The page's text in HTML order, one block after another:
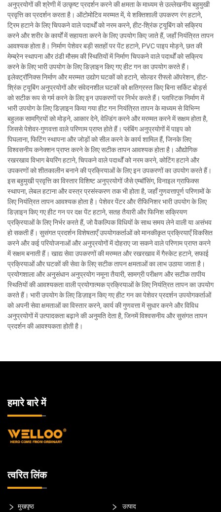
अनुप्रयोगों की श्रेणी में उत्कृष्ट प्रदर्शन करने की क्षमता के माध्यम से उल्लेखनीय बहुमुखी
प्रवृत्ति का प्रदर्शन करता है। ऑटोमोटिव मरम्मत में, ये शक्तिशाली उपकरण रंग हटाने,
ट्रिम हटाने के लिए चिपकने वाले पदार्थों को नरम करने, हीट-श्रिंक ट्यूबिंग को सक्रिय
करने और शरीर के कार्यों में सहायता करने के लिए उपयोग किए जाते हैं, जहाँ नियंत्रित तापन
आवश्यक होता है। निर्माण पेशेवर बड़ी सतहों पर पेंट हटाने, PVC पाइप मोड़ने, छत की
मेम्ब्रेन स्थापना और ठंडी मौसम की स्थितियों में निर्माण चिपकने वाले पदार्थों को सक्रिय
करने के लिए भारी उपयोग के लिए डिज़ाइन किए गए हीट गन का उपयोग करते हैं।
इलेक्ट्रॉनिक्स निर्माण और मरम्मत उद्योग घटकों को हटाने, सोल्डर रीफ्लो ऑपरेशन, हीट-
श्रिंक ट्यूबिंग अनुप्रयोगों और संवेदनशील घटकों को क्षतिग्रस्त किए बिना सर्किट बोर्ड्स
को सटीक रूप से गर्म करने के लिए इन उपकरणों पर निर्भर करते हैं। प्लास्टिक निर्माण में
भारी उपयोग के लिए डिज़ाइन किया गया हीट गन नियंत्रित तापन के माध्यम से विभिन्न
बहुलक सामग्रियों को मोड़ने, आकार देने, वेल्डिंग करने और मरम्मत करने में सक्षम होता है,
जिससे पेशेवर-गुणवत्ता वाले परिणाम प्राप्त होते हैं। प्लंबिंग अनुप्रयोगों में पाइप को
पिघलाना, फिटिंग स्थापना और जोड़ों को सील करने के कार्य शामिल हैं, जिनके लिए
विश्वसनीय कनेक्शन प्राप्त करने के लिए सटीक तापन आवश्यक होता है। औद्योगिक
रखरखाव विभाग बेयरिंग हटाने, चिपकने वाले पदार्थों को नरम करने, कोटिंग हटाने और
उपकरणों को शीतकालीन बनाने की प्रक्रियाओं के लिए इन उपकरणों का उपयोग करते हैं।
इस बहुमुखी प्रवृत्ति का विस्तार विशिष्ट अनुप्रयोगों जैसे एम्बॉसिंग, विनाइल ग्राफिक्स
स्थापना, लेबल हटाना और वस्त्र प्रसंस्करण तक भी होता है, जहाँ गुणवत्तापूर्ण परिणामों के
लिए नियंत्रित तापन आवश्यक होता है। पेशेवर पेंटर और रीफिनिशर भारी उपयोग के लिए
डिज़ाइन किए गए हीट गन पर दक्ष पेंट हटाने, सतह तैयारी और फिनिश सक्रियण
प्रक्रियाओं के लिए निर्भर करते हैं, जो वैकल्पिक विधियों के साथ समय लेने वाली या असंभव
हो सकती हैं। सुसंगत प्रदर्शन विशेषताएँ उपयोगकर्ताओं को मानकीकृत प्रक्रियाएँ विकसित
करने और कई परियोजनाओं और अनुप्रयोगों में दोहराए जा सकने वाले परिणाम प्राप्त करने
में सक्षम बनाती हैं। खाद्य सेवा उपकरणों की मरम्मत और रखरखाव में गैस्केट हटाने, सफाई
प्रक्रियाओं और घटकों की सेवा के लिए सटीक तापन क्षमताओं का लाभ उठाया जाता है।
प्रयोगशाला और अनुसंधान अनुप्रयोग नमूना तैयारी, सामग्री परीक्षण और सटीक तापीय
स्थितियों की आवश्यकता वाली प्रयोगात्मक प्रक्रियाओं के लिए नियंत्रित तापन का उपयोग
करते हैं। भारी उपयोग के लिए डिज़ाइन किए गए हीट गन का पेशेवर प्रदर्शन उपयोगकर्ताओं
को अपनी सेवा क्षमताओं का विस्तार करने, कार्य की गुणवत्ता में सुधार करने और विविध
अनुप्रयोगों में उत्पादकता बढ़ाने की अनुमति देता है, जिनमें विश्वसनीय और सुसंगत तापन
प्रदर्शन की आवश्यकता होती है।
हमारे बारे में
त्वरित लिंक
मुखपृष्ठ उत्पाद